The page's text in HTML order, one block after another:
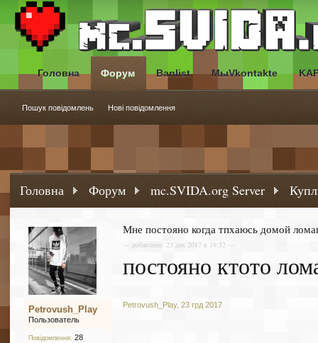
Головна Форум mc.SVIDA.org Server
Petrovush_Play
Пользователь
Повідомлення: 28
Мне постояно когда тпхаюсь домой
--- добавлено: 23 дек 2017 в 19:52 ---
постояно ктото
Petrovush_Play,23 грд 2017
Головна Форум
Пошук повідомлень Нові повідомлення
Banlist МыVkontakte